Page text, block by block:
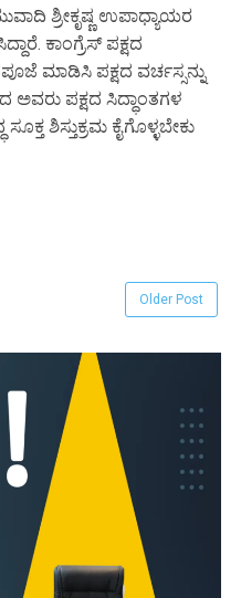
ಶ್ರೀಕೃಷ್ಣ ಉಪಾಧ್ಯಾಯರ
ಕಾಂಗ್ರೆಸ್ ಪಕ್ಷದ
ಮಾಡಿಸಿ ಪಕ್ಷದ ವರ್ಚಸ್ಸನ್ನು
ಪಕ್ಷದ ಸಿದ್ಧಾಂತಗಳ
ಶಿಸ್ತುಕ್ರಮ ಕೈಗೊಳ್ಳಬೇಕು
Older Post